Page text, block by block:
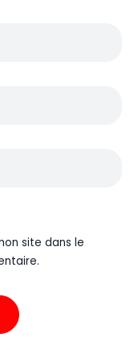
site dans le